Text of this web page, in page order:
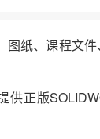
纸、课程文
正版